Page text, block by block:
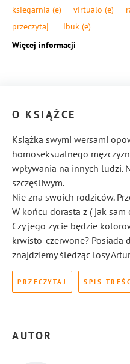
ksiegarnia (e) virtualo (e)
przeczytaj
ibuk (e)
Format: 145 × 205 mm
Więcej informacji
O KSIĄŻCE
Książka swymi wersami
homoseksualnego
wpływania na innych ludzi.
szczęśliwym.
Nie zna swoich rodziców.
W końcu dorasta z ( jak
Czy jego życie będzie
krwisto-czerwone? Posiada
znajdziemy śledząc losy
PRZECZYTAJ SPIS
AUTOR